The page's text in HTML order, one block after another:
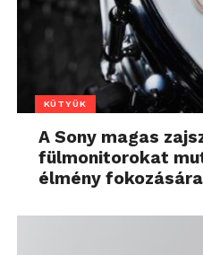
KÜTYÜK
A Sony magas
fülmonitorokat
élmény fokozására